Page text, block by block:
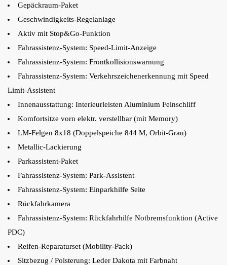
Gepäckraum-Paket
Geschwindigkeits-Regelanlage
Aktiv mit Stop&Go-Funktion
Fahrassistenz-System: Speed-Limit-Anzeige
Fahrassistenz-System: Frontkollisionswarnung
Fahrassistenz-System: Verkehrszeichenerkennung mit Speed
Limit-Assistent
Innenausstattung: Interieurleisten Aluminium Feinschliff
Komfortsitze vorn elektr. verstellbar (mit Memory)
LM-Felgen 8x18 (Doppelspeiche 844 M, Orbit-Grau)
Metallic-Lackierung
Parkassistent-Paket
Fahrassistenz-System: Park-Assistent
Fahrassistenz-System: Einparkhilfe Seite
Rückfahrkamera
Fahrassistenz-System: Rückfahrhilfe Notbremsfunktion (Active
PDC)
Reifen-Reparaturset (Mobility-Pack)
Sitzbezug / Polsterung: Leder Dakota mit Farbnaht